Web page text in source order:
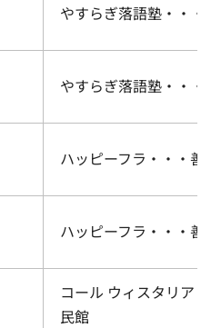
やすらぎ落語塾・・
やすらぎ落語塾・・
ハッピーフラ・・・善
ハッピーフラ・・・善
コール ウィスタリア
民館